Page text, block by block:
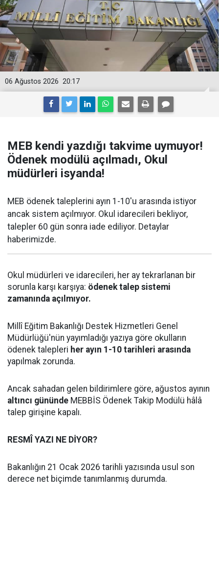
20:17
06 Ağustos 2026
MEB kendi yazdığı takvime uymuyor!
Ödenek modülü açılmadı, Okul
müdürleri isyanda!
MEB ödenek taleplerini ayın 1-10'u arasında istiyor
ancak sistem açılmıyor. Okul idarecileri bekliyor,
talepler 60 gün sonra iade ediliyor. Detaylar
haberimizde.
Okul müdürleri ve idarecileri, her ay tekrarlanan bir
sorunla karşı karşıya: ödenek talep sistemi
zamanında açılmıyor.
Millî Eğitim Bakanlığı Destek Hizmetleri Genel
Müdürlüğü'nün yayımladığı yazıya göre okulların
ödenek talepleri her ayın 1-10 tarihleri arasında
yapılmak zorunda.
Ancak sahadan gelen bildirimlere göre, ağustos ayının
altıncı gününde MEBBİS Ödenek Takip Modülü hâlâ
talep girişine kapalı.
RESMÎ YAZI NE DİYOR?
Bakanlığın 21 Ocak 2026 tarihli yazısında usul son
derece net biçimde tanımlanmış durumda.